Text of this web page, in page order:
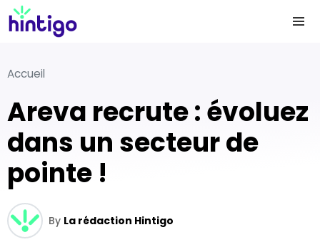
Accueil
Areva recrute : évoluez
dans un secteur de
pointe !
By La rédaction Hintigo